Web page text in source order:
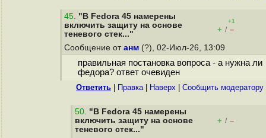
45. "В Fedora 45 намерены
включить защиту на основе
теневого стек..."
+1
+ / –
Сообщение от анм (?), 02-Июл-26, 13:09
правильная постановка вопроса - а нужна ли
федора? ответ очевиден
Ответить Правка| Наверх Cообщить модератору
50. "В Fedora 45 намерены
включить защиту на основе
теневого стек..."
+ / –